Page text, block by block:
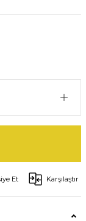
Et Karşılaştır